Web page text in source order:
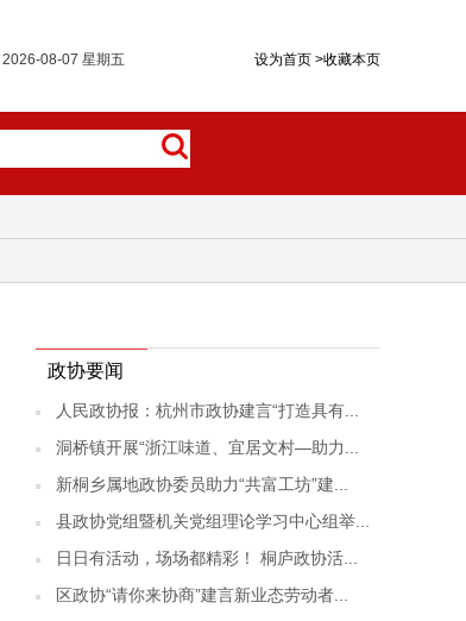
设为首页 >收藏本页
2026-08-07 星期五
政协要闻
人民政协报：杭州市政协建言“打造具有...
洞桥镇开展“浙江味道、宜居文村—助力...
新桐乡属地政协委员助力“共富工坊”建...
县政协党组暨机关党组理论学习中心组举...
日日有活动，场场都精彩！ 桐庐政协活...
区政协“请你来协商”建言新业态劳动者...